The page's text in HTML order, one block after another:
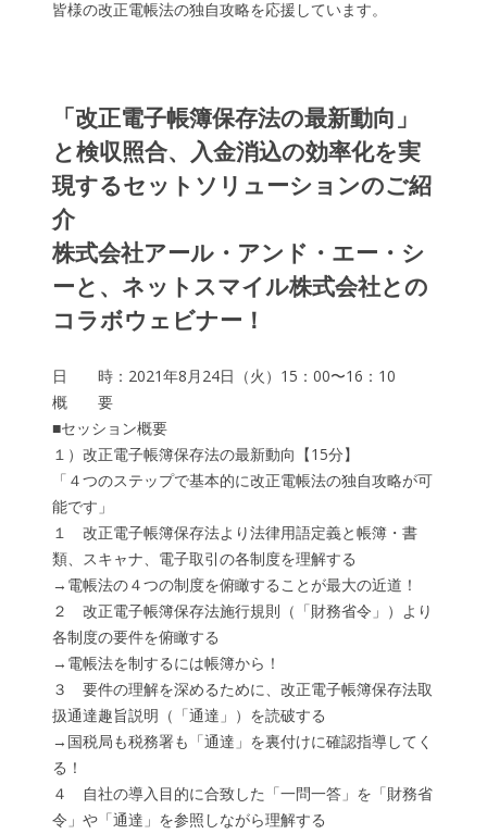
皆様の改正電帳法の独自攻略を応援しています。
「改正電子帳簿保存法の最新動向」
と検収照合、入金消込の効率化を実
現するセットソリューションのご紹
介
株式会社アール・アンド・エー・シ
ーと、ネットスマイル株式会社との
コラボウェビナー！
日 時：2021年8月24日（火）15：00〜16：10
概 要
■セッション概要
１）改正電子帳簿保存法の最新動向【15分】
「４つのステップで基本的に改正電帳法の独自攻略が可
能です」
１ 改正電子帳簿保存法より法律用語定義と帳簿・書
類、スキャナ、電子取引の各制度を理解する
→電帳法の４つの制度を俯瞰することが最大の近道！
２ 改正電子帳簿保存法施行規則（「財務省令」）より
各制度の要件を俯瞰する
→電帳法を制するには帳簿から！
３ 要件の理解を深めるために、改正電子帳簿保存法取
扱通達趣旨説明（「通達」）を読破する
→国税局も税務署も「通達」を裏付けに確認指導してく
る！
４ 自社の導入目的に合致した「一問一答」を「財務省
令」や「通達」を参照しながら理解する